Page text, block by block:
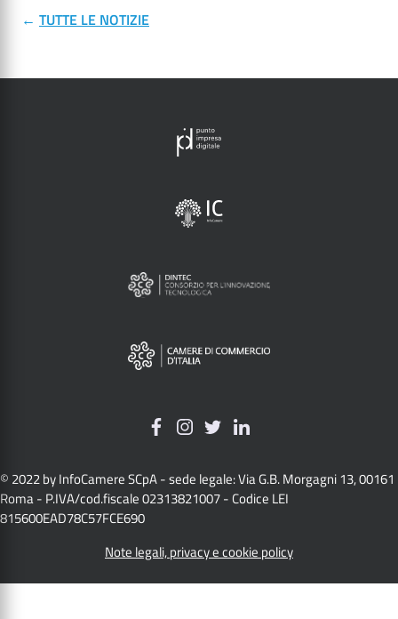
← TUTTE LE NOTIZIE
© 2022 by InfoCamere SCpA - sede legale: Via G.B. Morgagni 13, 00161
Roma - P.IVA/cod.fiscale 02313821007 - Codice LEI
815600EAD78C57FCE690
Note legali, privacy e cookie policy